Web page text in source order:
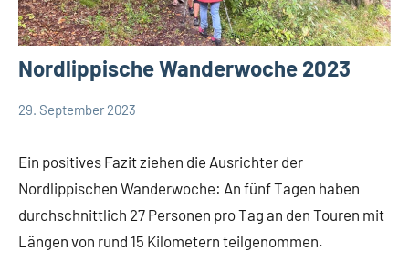
Nordlippische Wanderwoche 2023
Kreis
Lippische
Gesellschaft
29. September 2023
Redaktion
Ein positives Fazit ziehen die Ausrichter der
Nordlippischen Wanderwoche: An fünf Tagen haben
durchschnittlich 27 Personen pro Tag an den Touren mit
Längen von rund 15 Kilometern teilgenommen.